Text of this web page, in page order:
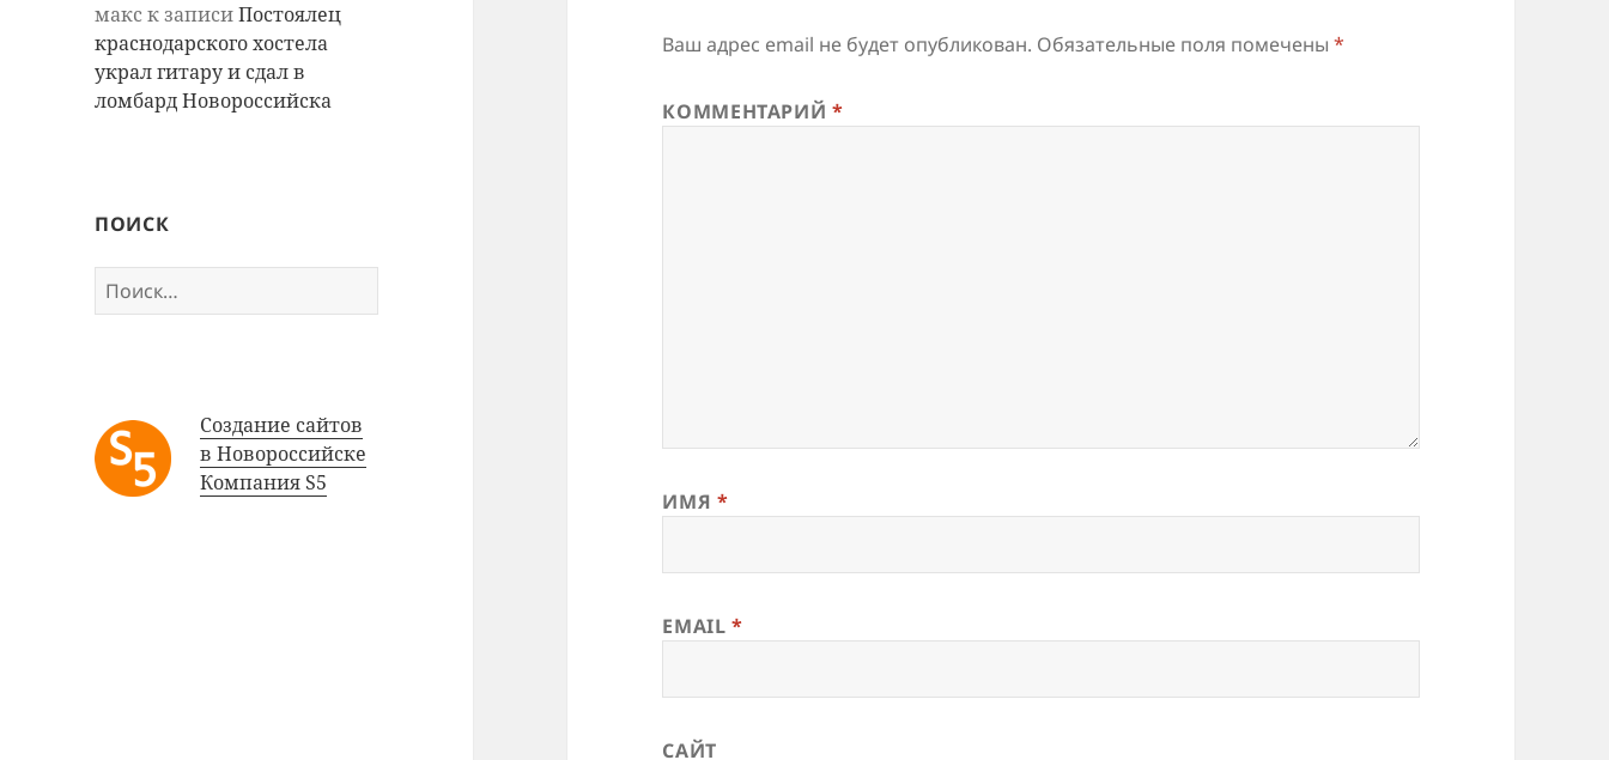
макск записиПостоялец
краснодарского хостела
украл гитару и сдал в
ломбард Новороссийска
ПОИСК
Найти:
Создание сайтов
в Новороссийске
Компания S5
Ваш адрес email не будет опубликован. Обязательные поля помечены*
КОММЕНТАРИЙ*
ИМЯ *
EMAIL*
САЙТ